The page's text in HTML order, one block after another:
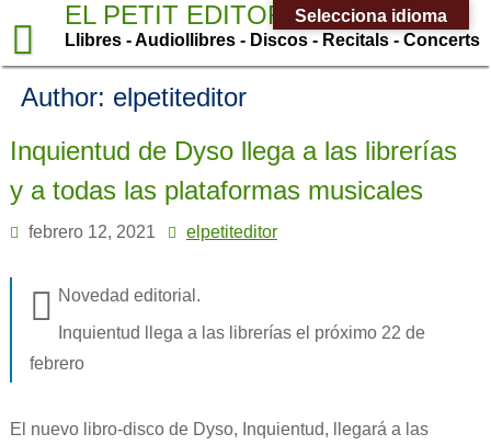
contenido
EL PETIT EDITOR
Llibres - Audiollibres - Discos - Recitals - Concerts
Author: elpetiteditor
Inquientud de Dyso llega a las librerías
y a todas las plataformas musicales
febrero 12, 2021 elpetiteditor
Novedad editorial.
Inquientud llega a las librerías el próximo 22 de
febrero
El nuevo libro-disco de Dyso, Inquientud, llegará a las
Selecciona idioma